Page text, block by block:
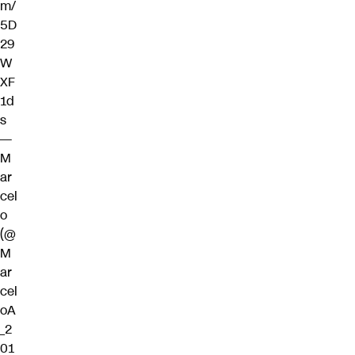
m/
5D
29
W
XF
1d
s
—
M
ar
cel
o
(@
M
ar
cel
oA
_2
01